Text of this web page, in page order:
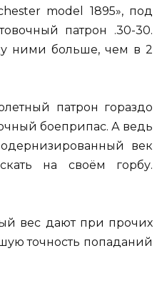
model 1895», под
патрон .30-30.
ними больше, чем в 2
патрон гораздо
боеприпас. А ведь
век
на своём горбу.
вес дают при прочих
точность попаданий